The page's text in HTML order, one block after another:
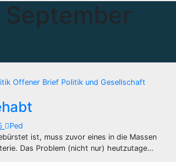
September
Offener Brief Politik und Gesellschaft
Ped
ist, muss zuvor eines in die Massen
Das Problem (nicht nur) heutzutage…